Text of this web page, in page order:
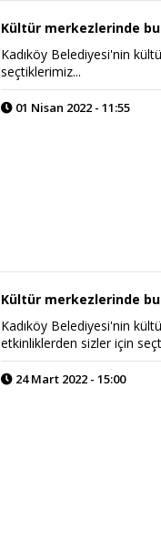
Kültür merkezlerinde
Kadıköy Belediyesi'nin
seçtiklerimiz...
01 Nisan 2022 - 11:55
Kültür merkezlerinde
Kadıköy Belediyesi'nin
etkinliklerden sizler için
24 Mart 2022 - 15:00